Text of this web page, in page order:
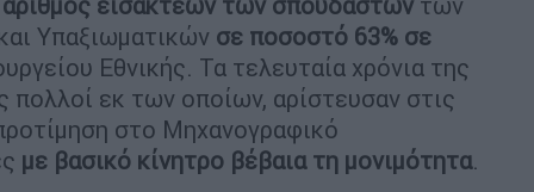
Υπαξιωματικών σε ποσοστό 63% σε
Εθνικής. Τα τελευταία χρόνια της
πολλοί εκ των οποίων, αρίστευσαν στις
στο Μηχανογραφικό
με βασικό κίνητρο βέβαια τη μονιμότητα.